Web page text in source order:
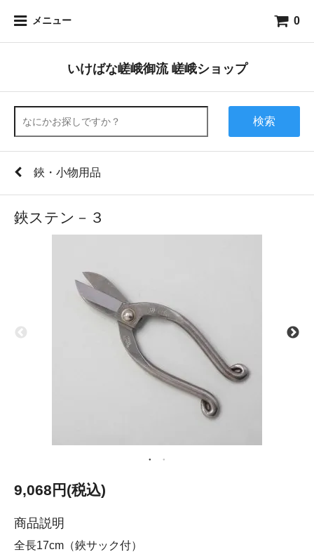
メニュー 0
いけばな嵯峨御流 嵯峨ショップ
検索
鋏・小物用品
鋏ステン－３
9,068円(税込)
商品説明
全長17cm（鋏サック付）